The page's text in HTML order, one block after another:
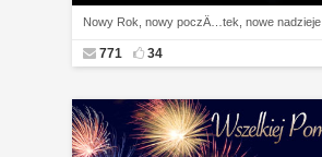
Nowy Rok, nowy poczÄ…tek, nowe nadzieje
771 34